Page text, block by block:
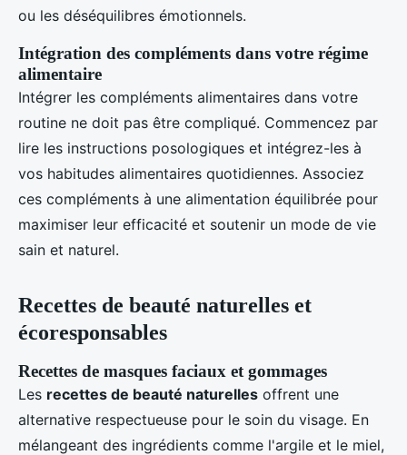
ou les déséquilibres émotionnels.
Intégration des compléments dans votre régime
alimentaire
Intégrer les compléments alimentaires dans votre
routine ne doit pas être compliqué. Commencez par
lire les instructions posologiques et intégrez-les à
vos habitudes alimentaires quotidiennes. Associez
ces compléments à une alimentation équilibrée pour
maximiser leur efficacité et soutenir un mode de vie
sain et naturel.
Recettes de beauté naturelles et
écoresponsables
Recettes de masques faciaux et gommages
Les recettes de beauté naturelles offrent une
alternative respectueuse pour le soin du visage. En
mélangeant des ingrédients comme l'argile et le miel,